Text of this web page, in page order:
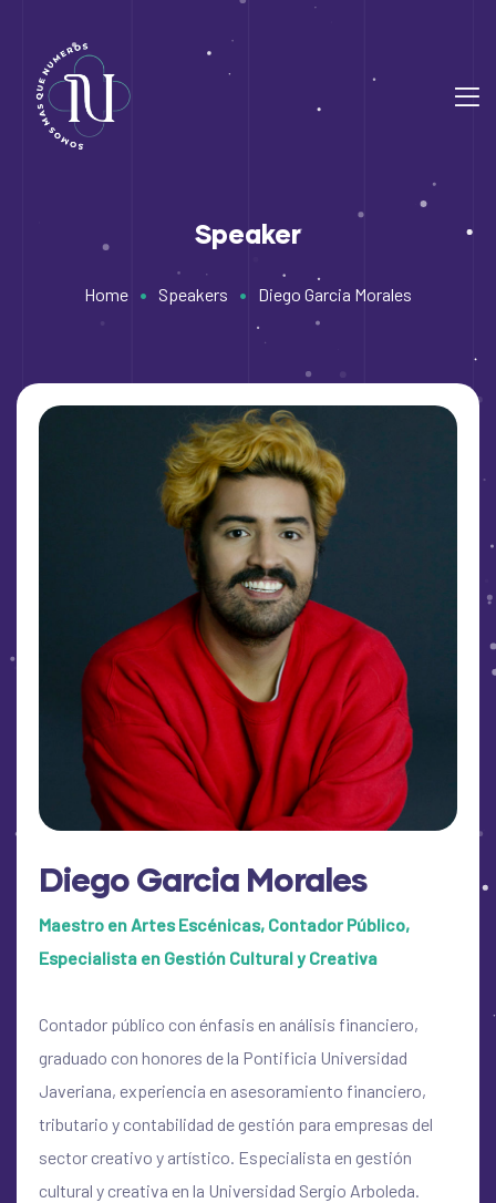
Speaker
Home • Speakers • Diego Garcia Morales
Diego Garcia Morales
Maestro en Artes Escénicas, Contador Público,
Especialista en Gestión Cultural y Creativa
Contador público con énfasis en análisis financiero,
graduado con honores de la Pontificia Universidad
Javeriana, experiencia en asesoramiento financiero,
tributario y contabilidad de gestión para empresas del
sector creativo y artístico. Especialista en gestión
cultural y creativa en la Universidad Sergio Arboleda.